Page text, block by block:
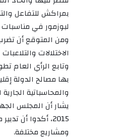
بمراكش للتفاعل
لبوزمور في
ومن المتوقع أن
الاختلالات
وتابع الرأي العام
بها مصالح الدولة
والمحاسباتية
يشار أن المجلس
2015، أكدوا
ومشاريع مختلفة.